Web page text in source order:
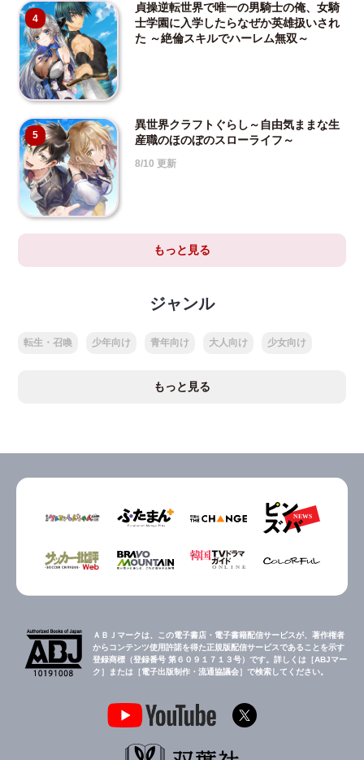
4
貞操逆転世界で唯一の男騎士の俺、女騎
士学園に入学したらなぜか英雄扱いされ
た ～絶倫スキルでハーレム無双～
5
異世界クラフトぐらし～自由気ままな生
産職のほのぼのスローライフ～
8/10 更新
もっと見る
ジャンル
転生・召喚 少年向け 青年向け 大人向け 少女向け
もっと見る
ＡＢＪマークは、この電子書店・電子書籍配信サービスが、著作権者
からコンテンツ使用許諾を得た正規版配信サービスであることを示す
登録商標（登録番号 第６０９１７１３号）です。詳しくは［ABJマー
ク］または［電子出版制作・流通協議会］で検索してください。